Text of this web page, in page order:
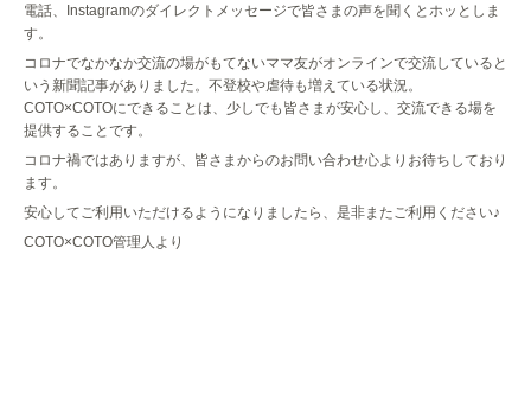
電話、Instagramのダイレクトメッセージで皆さまの声を聞くとホッとしま
す。
コロナでなかなか交流の場がもてないママ友がオンラインで交流していると
いう新聞記事がありました。不登校や虐待も増えている状況。
COTO×COTOにできることは、少しでも皆さまが安心し、交流できる場を
提供することです。
コロナ禍ではありますが、皆さまからのお問い合わせ心よりお待ちしており
ます。
安心してご利用いただけるようになりましたら、是非またご利用ください♪
COTO×COTO管理人より